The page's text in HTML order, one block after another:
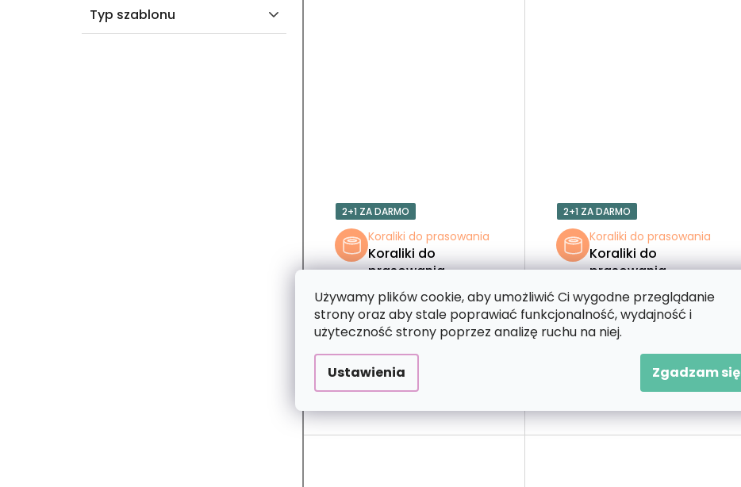
Używamy plików cookie, aby umożliwić Ci wygodne przeglądanie
strony oraz aby stale poprawiać funkcjonalność, wydajność i
użyteczność strony poprzez analizę ruchu na niej.
Ustawienia Zgadzam się
Typ szablonu
2+1 ZA DARMO
Koraliki do prasowania
Koraliki do
prasowania –
Kwiaty w kopercie
zł109,90
WYBIERAĆ
2+1 ZA DARMO
Koraliki do prasowania
Koraliki do
prasowania –
Latający ptak
zł139,90
WYBIERAĆ